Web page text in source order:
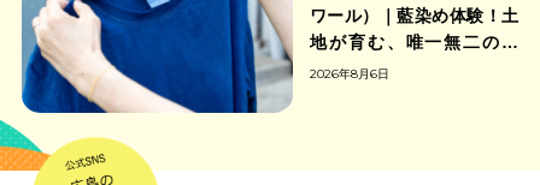
ワール）｜藍染め体験！土
地が育む、唯一無二の藍
色。
2026年8月6日